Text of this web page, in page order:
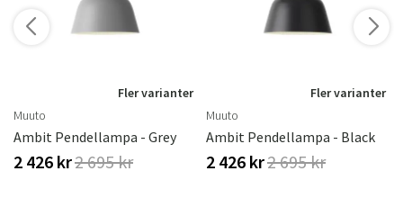
Fler varianter
Muuto
Ambit Pendellampa - Grey
2 426 kr2 695 kr
Fler varianter
Muuto
Ambit Pendellampa - Black
2 426 kr2 695 kr